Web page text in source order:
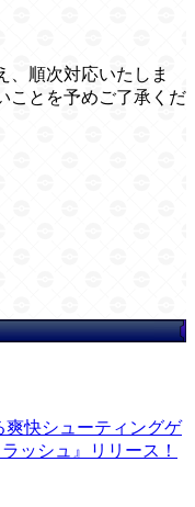
、順次対応いたしま
ことを予めご了承くだ
爽快シューティングゲ
ッシュ』リリース！